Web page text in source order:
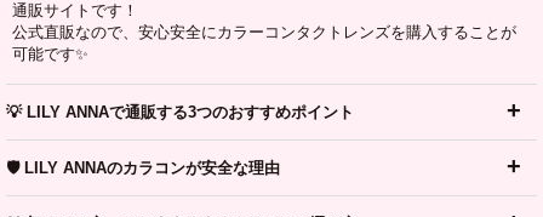
通販サイトです！
公式直販なので、安心安全にカラーコンタクトレンズを購入することが
可能です✨
💡 LILY ANNAで通販する3つのおすすめポイント
🛡️ LILY ANNAのカラコンが安全な理由